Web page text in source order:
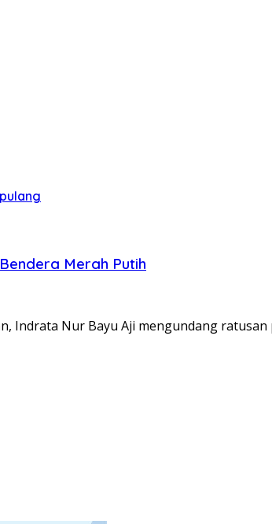
Merah Putih
Indrata Nur Bayu Aji mengundang